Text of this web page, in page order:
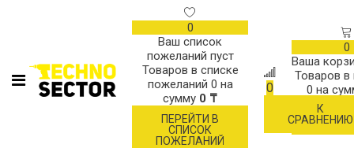
0
Ваш список
пожеланий пуст
Товаров в списке
пожеланий 0 на
сумму 0 ₸
ПЕРЕЙТИ В
СПИСОК
ПОЖЕЛАНИЙ
0
К
СРАВНЕНИЮ
0
Ваша
Товаров в
0 на